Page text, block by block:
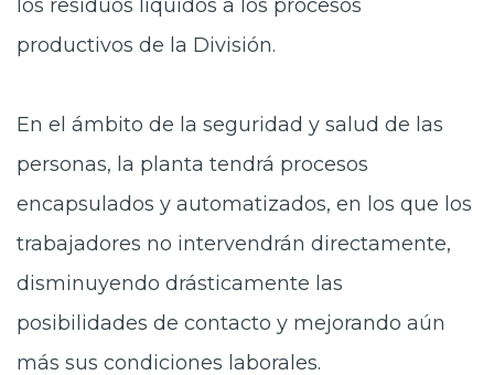
los residuos líquidos a los procesos
productivos de la División.
En el ámbito de la seguridad y salud de las
personas, la planta tendrá procesos
encapsulados y automatizados, en los que los
trabajadores no intervendrán directamente,
disminuyendo drásticamente las
posibilidades de contacto y mejorando aún
más sus condiciones laborales.